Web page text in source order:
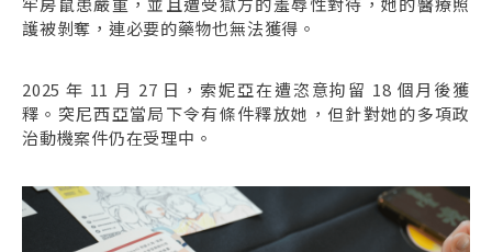
護被剝奪，連必要的藥物也無法獲得。
2025 年 11 月 27 日，索妮亞在遭恣意拘留 18 個月後獲
釋。突尼西亞當局下令有條件釋放她，但針對她的多項政
治動機案件仍在受理中。